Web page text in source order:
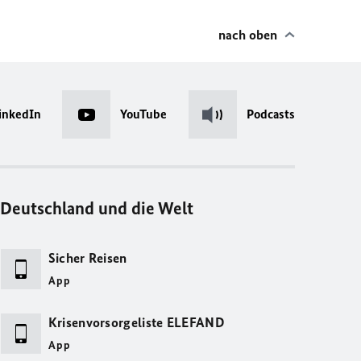
nach oben
YouTube Podcasts
Deutschland und die Welt
Sicher Reisen
App
Krisenvorsorgeliste ELEFAND
App